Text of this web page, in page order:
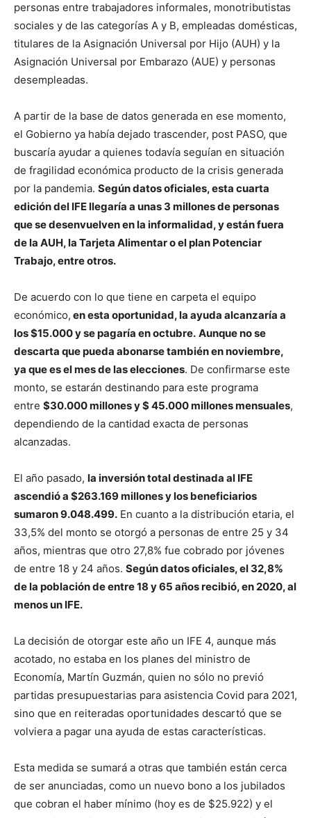
personas entre trabajadores informales, monotributistas
sociales y de las categorías A y B, empleadas domésticas,
titulares de la Asignación Universal por Hijo (AUH) y la
Asignación Universal por Embarazo (AUE) y personas
desempleadas.
A partir de la base de datos generada en ese momento,
el Gobierno ya había dejado trascender, post PASO, que
buscaría ayudar a quienes todavía seguían en situación
de fragilidad económica producto de la crisis generada
por la pandemia. Según datos oficiales, esta cuarta
edición del IFE llegaría a unas 3 millones de personas
que se desenvuelven en la informalidad, y están fuera
de la AUH, la Tarjeta Alimentar o el plan Potenciar
Trabajo, entre otros.
De acuerdo con lo que tiene en carpeta el equipo
económico, en esta oportunidad, la ayuda alcanzaría a
los $15.000 y se pagaría en octubre. Aunque no se
descarta que pueda abonarse también en noviembre,
ya que es el mes de las elecciones. De confirmarse este
monto, se estarán destinando para este programa
entre $30.000 millones y $ 45.000 millones mensuales,
dependiendo de la cantidad exacta de personas
alcanzadas.
El año pasado, la inversión total destinada al IFE
ascendió a $263.169 millones y los beneficiarios
sumaron 9.048.499. En cuanto a la distribución etaria, el
33,5% del monto se otorgó a personas de entre 25 y 34
años, mientras que otro 27,8% fue cobrado por jóvenes
de entre 18 y 24 años. Según datos oficiales, el 32,8%
de la población de entre 18 y 65 años recibió, en 2020, al
menos un IFE.
La decisión de otorgar este año un IFE 4, aunque más
acotado, no estaba en los planes del ministro de
Economía, Martín Guzmán, quien no sólo no previó
partidas presupuestarias para asistencia Covid para 2021,
sino que en reiteradas oportunidades descartó que se
volviera a pagar una ayuda de estas características.
Esta medida se sumará a otras que también están cerca
de ser anunciadas, como un nuevo bono a los jubilados
que cobran el haber mínimo (hoy es de $25.922) y el